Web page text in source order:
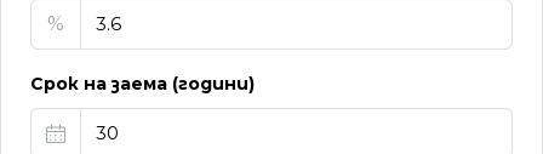
%
Срок на заема (години)